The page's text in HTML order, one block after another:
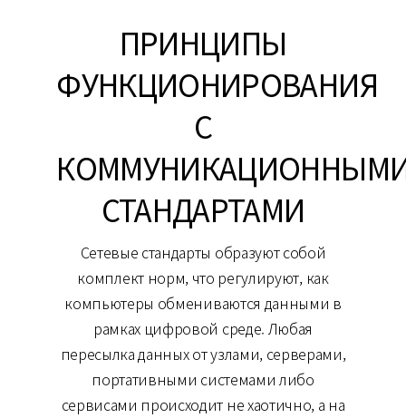
ПРИНЦИПЫ
ФУНКЦИОНИРОВАНИЯ
С
СТАНДАРТАМИ
Сетевые стандарты образуют собой
комплект норм, что регулируют, как
компьютеры обмениваются данными в
рамках цифровой среде. Любая
пересылка данных от узлами, серверами,
портативными системами либо
сервисами происходит не хаотично, а на